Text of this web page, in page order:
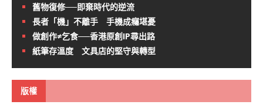
舊物復修──即棄時代的逆流
長者「機」不離手 手機成癮堪憂
做創作≠乞食──香港原創IP尋出路
紙筆存溫度 文具店的堅守與轉型
版權